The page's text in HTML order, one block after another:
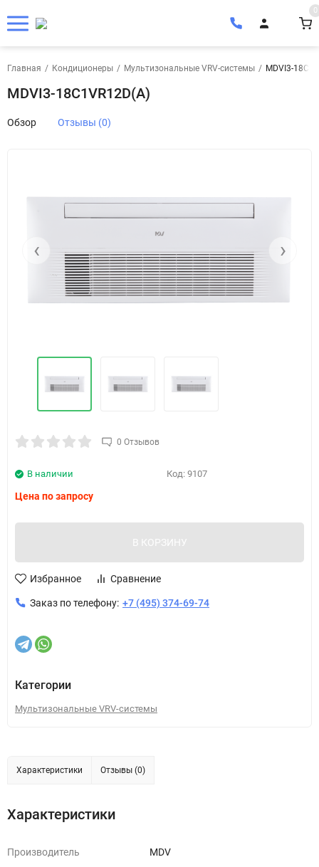
0
Главная / Кондиционеры / Мультизональные VRV-системы / MDVI3-
MDVI3-18C1VR12D(A)
Обзор Отзывы (0)
‹ ›
0 Отзывов
Код: 9107
В наличии
Цена по запросу
В КОРЗИНУ
Избранное Сравнение
Заказ по телефону: +7 (495) 374-69-74
Категории
Мультизональные VRV-системы
Характеристики Отзывы (0)
Характеристики
Производитель MDV